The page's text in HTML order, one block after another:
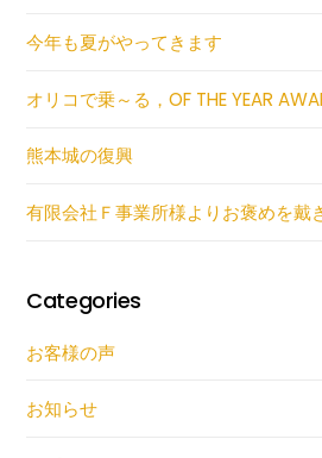
今年も夏がやってきます
オリコで乗～る，OF THE YEAR
熊本城の復興
有限会社Ｆ事業所様よりお褒めを戴
Categories
お客様の声
お知らせ